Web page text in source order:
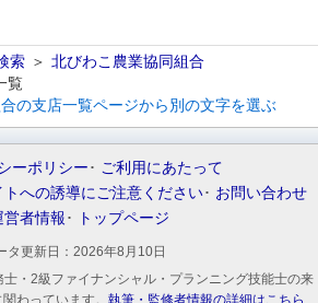
索
北びわこ農業協同組合
覧
の支店一覧ページから別の文字を選ぶ
ーポリシー
ご利用にあたって
への誘導にご注意ください
お問い合わせ
営者情報
トップページ
タ更新日： 2026年8月10日
・2級ファイナンシャル・プランニング技能士の来
わっています。 執筆・監修者情報の詳細はこちら